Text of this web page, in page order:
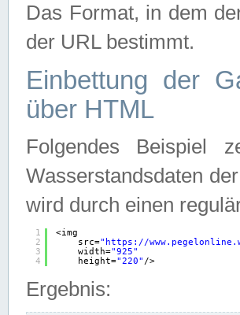
Das Format, in dem
der URL bestimmt.
Einbettung der
über HTML
Folgendes Beispiel
Wasserstandsdaten
wird durch einen
1
2
3
4
<img
src=" https://
width="925"
height="220" />
Ergebnis: